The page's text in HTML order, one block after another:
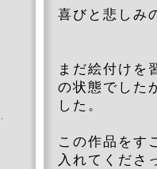
喜びと悲しみ
まだ絵付けを
の状態でした
した。
この作品をす
入れてくださ